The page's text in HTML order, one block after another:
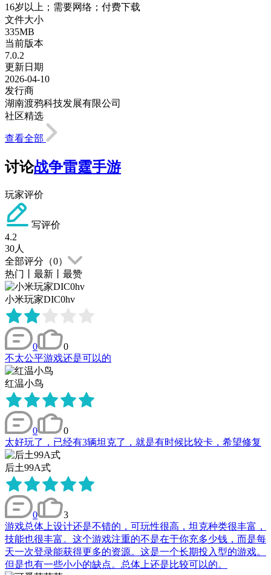
16岁以上；需要网络；付费下载
文件大小
335MB
当前版本
7.0.2
更新日期
2026-04-10
发行商
湖南渡鸦科技发展有限公司
社区精选
查看全部
讨论战争雷霆手游
玩家评价
写评价
4.2
30人
全部评分（0）
热门
最新 最赞
小米玩家DIC0hv
0
0
不太公平游戏还是可以的
红温小鸟
0
0
太好玩了，已经有3辆坦克了，就是有时候比较卡，希望修复
后土99A式
0
3
游戏总体上设计还是不错的，可玩性很高，坦克种类很丰富，
技能也很丰富。这个游戏注重的不是在于你充多少钱，而是每
天一次登录能获得更多的资源。这是一个长期投入型的游戏。
但是也有一些小小的缺点。总体上还是比较可以的。